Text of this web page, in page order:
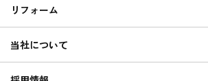
リフォーム
当社について